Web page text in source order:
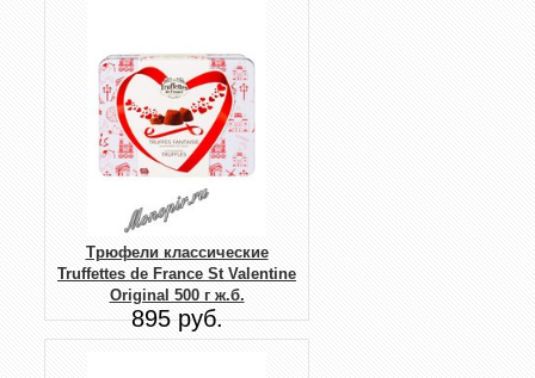
Трюфели классические
Truffettes de France St Valentine
Original 500 г ж.б.
895 руб.